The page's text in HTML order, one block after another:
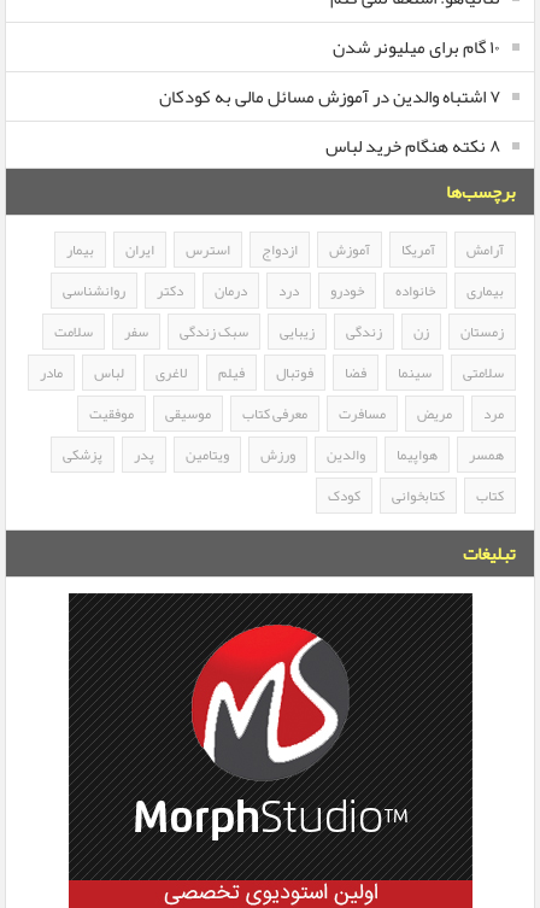
۱۰ گام برای میلیونر شدن
۷ اشتباه والدین در آموزش مسائل مالی به کودکان
۸ نکته هنگام خرید لباس
برچسب‌ها
آرامش آمریکا آموزش ازدواج استرس ایران
بیمار
بیماری
خانواده خودرو درد درمان دکتر
روانشناسی
زمستان
زن زندگی زیبایی سبک زندگی سفر
سلامت
سلامتی
سینما فضا فوتبال فیلم لاغری لباس
مادر
مرد
مریض مسافرت معرفی کتاب موسیقی
موفقیت
همسر
هواپیما والدین ورزش ویتامین پدر
پزشکی
کتاب
کتابخوانی کودک
تبلیغات